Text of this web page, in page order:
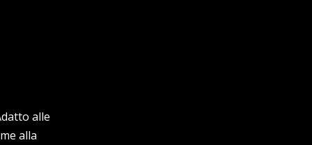
alle
alla